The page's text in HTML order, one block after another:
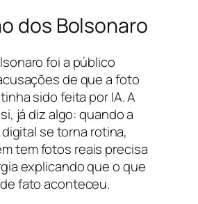
dos Bolsonaro
foi a público
de que a foto
sido feita por IA. A
já diz algo: quando a
se torna rotina,
tem fotos reais precisa
explicando que o que
fato aconteceu.